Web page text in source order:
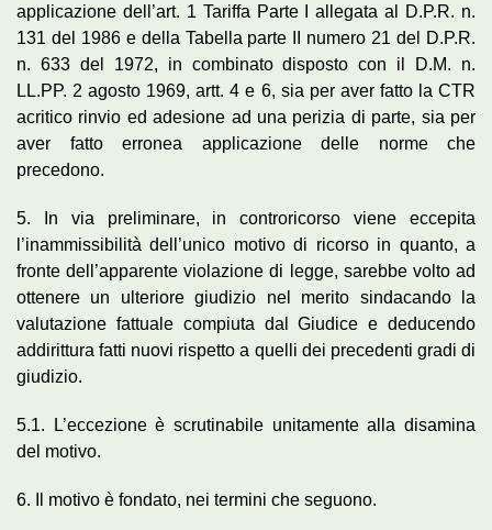
applicazione dell’art. 1 Tariffa Parte I allegata al D.P.R. n.
131 del 1986 e della Tabella parte II numero 21 del D.P.R.
n. 633 del 1972, in combinato disposto con il D.M. n.
LL.PP. 2 agosto 1969, artt. 4 e 6, sia per aver fatto la CTR
acritico rinvio ed adesione ad una perizia di parte, sia per
aver fatto erronea applicazione delle norme che
precedono.
5. In via preliminare, in controricorso viene eccepita
l’inammissibilità dell’unico motivo di ricorso in quanto, a
fronte dell’apparente violazione di legge, sarebbe volto ad
ottenere un ulteriore giudizio nel merito sindacando la
valutazione fattuale compiuta dal Giudice e deducendo
addirittura fatti nuovi rispetto a quelli dei precedenti gradi di
giudizio.
5.1. L’eccezione è scrutinabile unitamente alla disamina
del motivo.
6. Il motivo è fondato, nei termini che seguono.